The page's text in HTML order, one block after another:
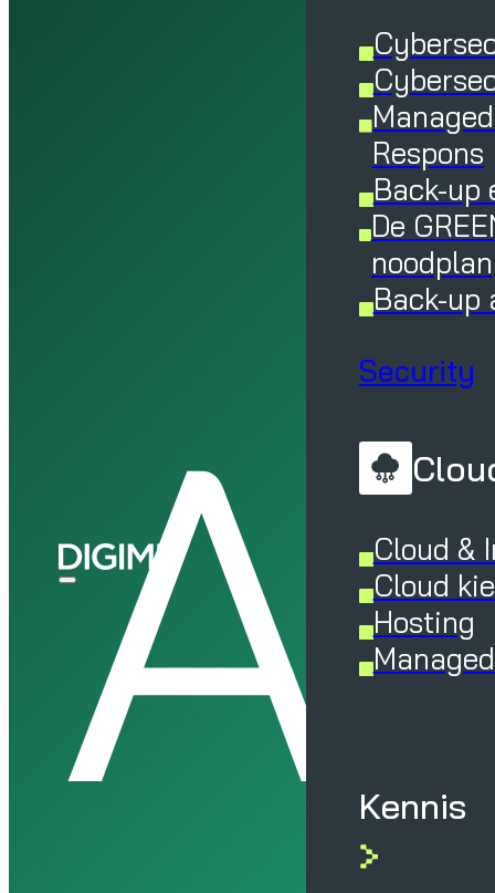
Respons
Back-up
De
noodplan
Back-up
Security
Cloud &
Cloud
Hosting
Kennis